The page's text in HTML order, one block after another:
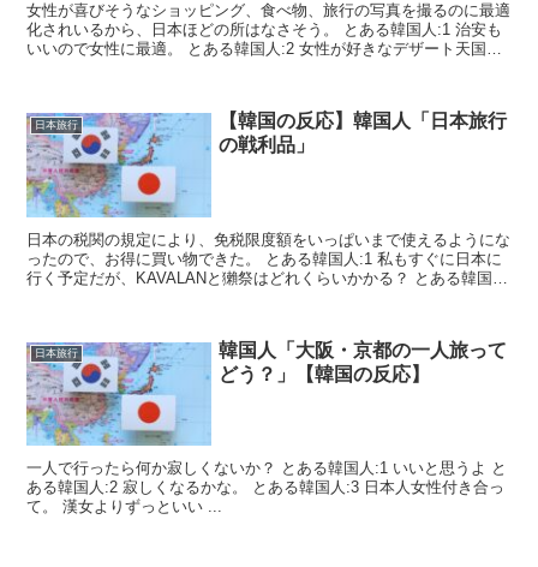
女性が喜びそうなショッピング、食べ物、旅行の写真を撮るのに最適
化されいるから、日本ほどの所はなさそう。 とある韓国人:1 治安も
いいので女性に最適。 とある韓国人:2 女性が好きなデザート天国で
日本旅行
【韓国の反応】韓国人「日本旅行
の戦利品」
日本の税関の規定により、免税限度額をいっぱいまで使えるようにな
ったので、お得に買い物できた。 とある韓国人:1 私もすぐに日本に
行く予定だが、KAVALANと獺祭はどれくらいかかる？ とある韓国
日本旅行
韓国人「大阪・京都の一人旅って
どう？」【韓国の反応】
一人で行ったら何か寂しくないか？ とある韓国人:1 いいと思うよ と
ある韓国人:2 寂しくなるかな。 とある韓国人:3 日本人女性付き合っ